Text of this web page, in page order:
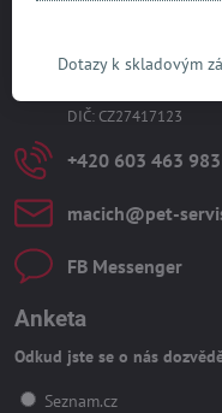
Kubelíkova 2532
Kladno 272 - 01
DIČ: CZ27417123
+420 603 463 983
macich​@pet-
FB Messenger
Anketa
Odkud jste se o nás
Seznam.cz
Dotazy k skladovým